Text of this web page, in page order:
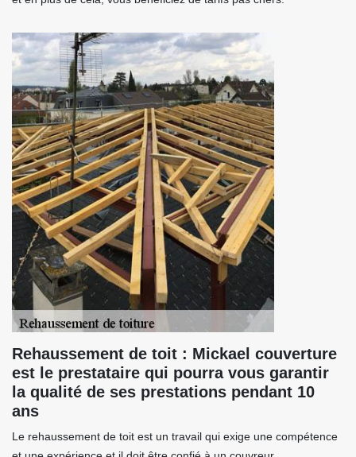
Rehaussement de toit : Mickael couverture
est le prestataire qui pourra vous garantir
la qualité de ses prestations pendant 10
ans
Le rehaussement de toit est un travail qui exige une compétence